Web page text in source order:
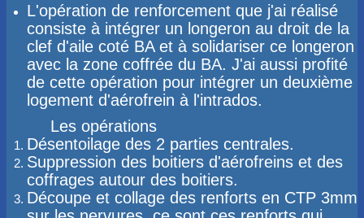
L'opération de renforcement que j'ai réalisé
consiste à intégrer un longeron au droit de la
clef d'aile coté BA et à solidariser ce longeron
avec la zone coffrée du BA. J'ai aussi profité
de cette opération pour intégrer un deuxième
logement d'aérofrein à l'intrados.
​ Les opérations
Désentoilage des 2 parties centrales.
Suppression des boitiers d'aérofreins et des
coffrages autour des boitiers.
Découpe et collage des renforts en CTP 3mm